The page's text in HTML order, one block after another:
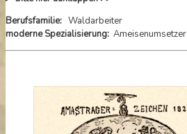
Berufsfamilie: Waldarbeiter
moderne Spezialisierung: Ameisenumsetzer